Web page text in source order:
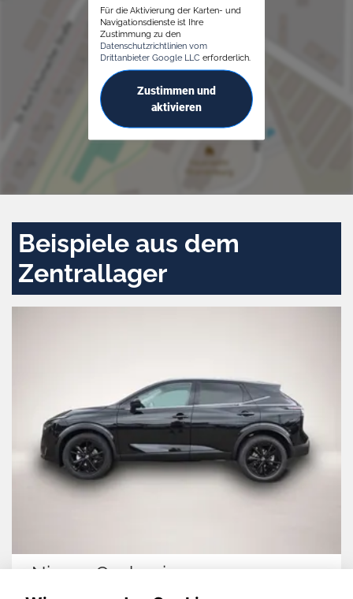
Für die Aktivierung der Karten- und
Navigationsdienste ist Ihre
Zustimmung zu den
Datenschutzrichtlinien vom
Drittanbieter Google LLC erforderlich.
Zustimmen und
aktivieren
Beispiele aus dem
Zentrallager
Nissan Qashqai